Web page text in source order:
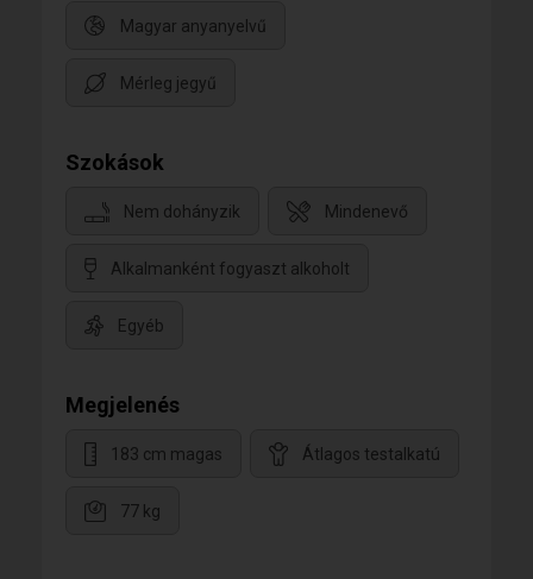
Magyar anyanyelvű
Mérleg jegyű
Szokások
Nem dohányzik Mindenevő
Alkalmanként fogyaszt alkoholt
Egyéb
Megjelenés
183 cm magas Átlagos testalkatú
77 kg